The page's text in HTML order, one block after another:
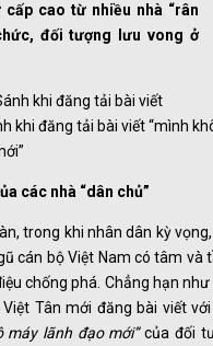
cao từ nhiều nhà “rân
đối tượng lưu vong ở
khi đăng tải bài viết “mình
các nhà “dân chủ”
trong khi nhân dân kỳ
cán bộ Việt Nam có tâm và
chống phá. Chẳng hạn
Tân mới đăng bài viết
máy lãnh đạo mới”của đối